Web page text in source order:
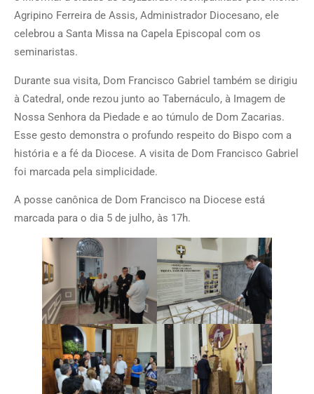
Agripino Ferreira de Assis, Administrador Diocesano, ele
celebrou a Santa Missa na Capela Episcopal com os
seminaristas.
Durante sua visita, Dom Francisco Gabriel também se dirigiu
à Catedral, onde rezou junto ao Tabernáculo, à Imagem de
Nossa Senhora da Piedade e ao túmulo de Dom Zacarias.
Esse gesto demonstra o profundo respeito do Bispo com a
história e a fé da Diocese. A visita de Dom Francisco Gabriel
foi marcada pela simplicidade.
A posse canônica de Dom Francisco na Diocese está
marcada para o dia 5 de julho, às 17h.